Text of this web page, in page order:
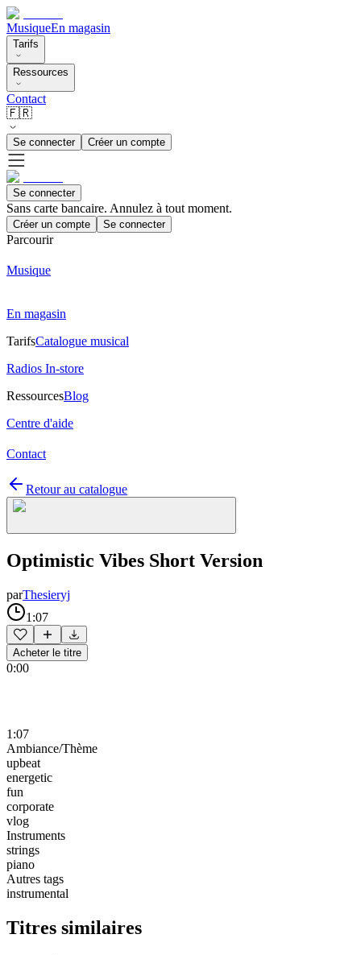
MusiqueEn magasin
Tarifs
Ressources
Contact
🇫🇷
Se connecter Créer un compte
Se connecter
Sans carte bancaire. Annulez à tout moment.
Créer un compte Se connecter
Parcourir
Musique
En magasin
TarifsCatalogue musical
Radios In-store
RessourcesBlog
Centre d'aide
Contact
Retour au catalogue
Optimistic Vibes Short Version
parThesieryj
1:07
Acheter le titre
0:00
1:07
Ambiance/Thème
upbeat
energetic
fun
corporate
vlog
Instruments
strings
piano
Autres tags
instrumental
Titres similaires